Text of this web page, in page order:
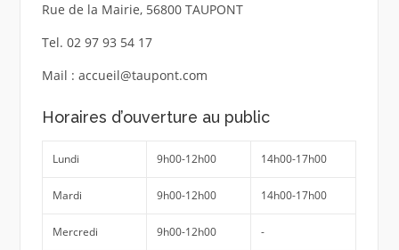
Rue de la Mairie, 56800 TAUPONT
Tel. 02 97 93 54 17
Mail : accueil@taupont.com
Horaires d’ouverture au public
Lundi 9h00-12h00 14h00-17h00
Mardi 9h00-12h00 14h00-17h00
Mercredi 9h00-12h00 -